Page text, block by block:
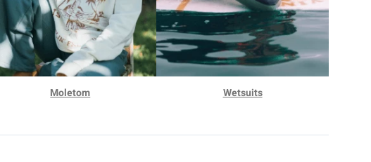
Moletom Wetsuits